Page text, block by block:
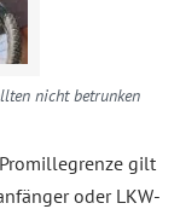
nicht betrunken
Promillegrenze gilt
oder LKW-